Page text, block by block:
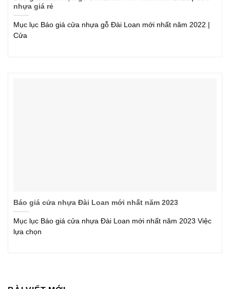
nhựa giá rẻ
Mục lục Báo giá cửa nhựa gỗ Đài Loan mới nhất năm 2022 |
Cửa
Báo giá cửa nhựa Đài Loan mới nhất năm 2023
Mục lục Báo giá cửa nhựa Đài Loan mới nhất năm 2023 Việc
lựa chọn